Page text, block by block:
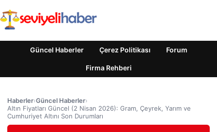
Güncel Haberler Çerez Politikası Forum
Firma Rehberi
Haberler›Güncel Haberler›
Altın Fiyatları Güncel (2 Nisan 2026): Gram, Çeyrek, Yarım ve
Cumhuriyet Altını Son Durumları